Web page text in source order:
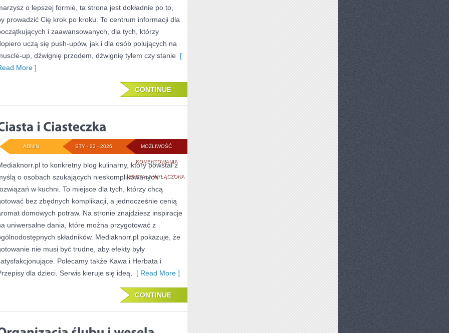
o lepszej formie, ta strona jest dokładnie po to,
prowadzić Cię krok po kroku. To centrum informacji dla
i zaawansowanych, dla tych, którzy
uczą się push-upów, jak i dla osób polujących na
up, dźwignię przodem, dźwignię tyłem czy stanie [
More ]
CONTINUE
MOŻLIWOŚĆ
KOMENTOWANIACIASTA
I
CIASTECZKA
ZOSTAŁA WYŁĄCZONA
STY - 23 - 2026
ADMIN
to konkretny blog kulinarny, który powstał z
o osobach szukających nieskomplikowanych
w kuchni. To miejsce dla tych, którzy chcą
bez zbędnych komplikacji, a jednocześnie cenią
domowych potraw. Na stronie znajdziesz inspiracje
uniwersalne dania, które można przygotować z
składników. Mediaknorr.pl pokazuje, że
nie musi być trudne, aby efekty były
Polecamy także Kawa i Herbata i
dla dzieci. Serwis kieruje się ideą,
[ Read More ]
CONTINUE